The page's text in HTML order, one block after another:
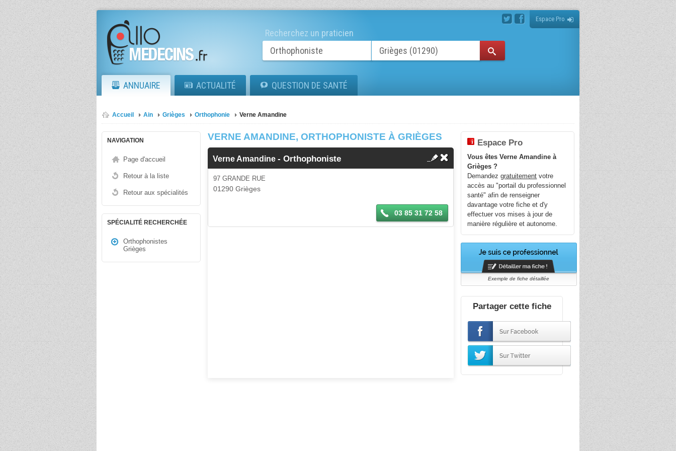
Espace Pro
Recherchez un praticien
ANNUAIRE ACTUALITÉ QUESTION DE SANTÉ
Accueil Ain Grièges Orthophonie Verne Amandine
NAVIGATION
Page d'accueil
Retour à la liste
Retour aux spécialités
SPÉCIALITÉ RECHERCHÉE
Orthophonistes
Grièges
VERNE AMANDINE, ORTHOPHONISTE À GRIÈGES
Verne Amandine-Orthophoniste
97 GRANDE RUE
01290 Grièges
03 85 31 72 58
Espace Pro
Vous êtes Verne Amandine à
Grièges ?
Demandezgratuitement votre
accès au "portail du professionnel
santé" afin de renseigner
davantage votre fiche et d'y
effectuer vos mises à jour de
manière régulière et autonome.
Exemple de fiche détaillée
Partager cette fiche